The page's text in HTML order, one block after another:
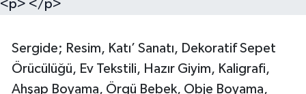
Sergide; Resim, Katı’ Sanatı, Dekoratif Sepet
Örücülüğü, Ev Tekstili, Hazır Giyim, Kaligrafi,
Ahşap Boyama, Örgü Bebek, Obje Boyama,